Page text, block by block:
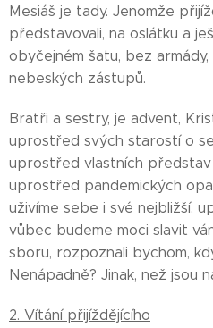
Mesiáš je tady. Jenomže
představovali, na oslátku a
obyčejném šatu, bez
nebeských zástupů.
Bratři a sestry, je advent,
uprostřed svých starostí o
uprostřed vlastních představ
uprostřed pandemických
uživíme sebe i své nejbližší,
vůbec budeme moci slavit
sboru, rozpoznali bychom,
Nenápadně? Jinak, než jsou
2. Vítání přijíždějícího